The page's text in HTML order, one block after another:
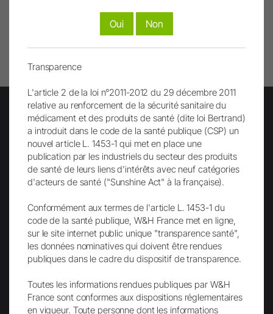
Imprimer page
Remonter
Lettre d'info
Envoi
Oui Non
Transparence
L'article 2 de la loi n°2011-2012 du 29 décembre 2011
relative au renforcement de la sécurité sanitaire du
médicament et des produits de santé (dite loi Bertrand)
a introduit dans le code de la santé publique (CSP) un
nouvel article L. 1453-1 qui met en place une
publication par les industriels du secteur des produits
de santé de leurs liens d'intérêts avec neuf catégories
d'acteurs de santé ("Sunshine Act" à la française).
Conformément aux termes de l'article L. 1453-1 du
code de la santé publique, W&H France met en ligne,
sur le site internet public unique "transparence santé",
les données nominatives qui doivent être rendues
publiques dans le cadre du dispositif de transparence.
Toutes les informations rendues publiques par W&H
France sont conformes aux dispositions réglementaires
en vigueur. Toute personne dont les informations